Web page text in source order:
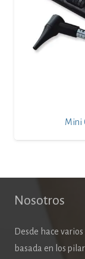
Mini
Nosotros
Desde hace
basada en los